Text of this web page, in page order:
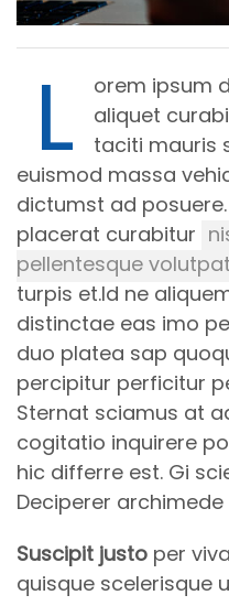
L
orem ipsum
aliquet
taciti mauris
euismod massa
dictumst ad
placerat curabitur
pellentesque
turpis et.Id ne
distinctae eas imo
duo platea sap
percipitur perficitur
Sternat sciamus at
cogitatio inquirere
hic differre est. Gi
Deciperer
Suscipit justo per
quisque scelerisque